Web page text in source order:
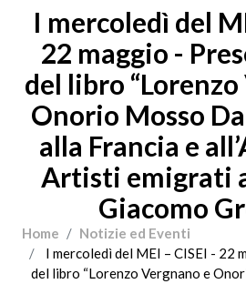
I mercoledì del
22 maggio -
del libro
Onorio Mosso
alla Francia e
Artisti emigrati
Giacomo
Home
Notizie ed Eventi
I mercoledì del MEI – CISEI - 22
del libro “Lorenzo Vergnano e